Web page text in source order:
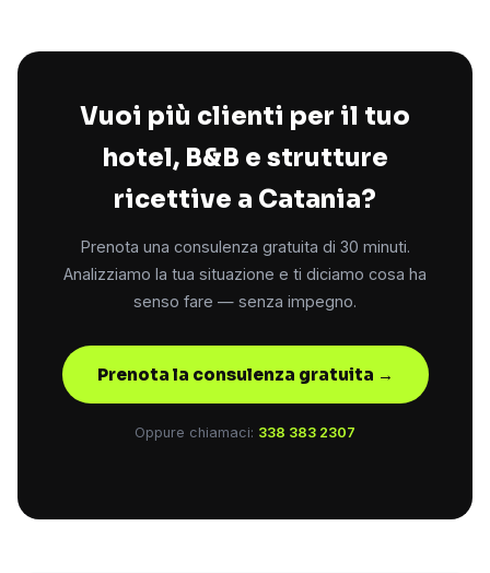
Vuoi più clienti per il tuo
hotel, B&B e strutture
ricettive a Catania?
Prenota una consulenza gratuita di 30 minuti.
Analizziamo la tua situazione e ti diciamo cosa ha
senso fare — senza impegno.
Prenota la consulenza gratuita →
Oppure chiamaci: 338 383 2307